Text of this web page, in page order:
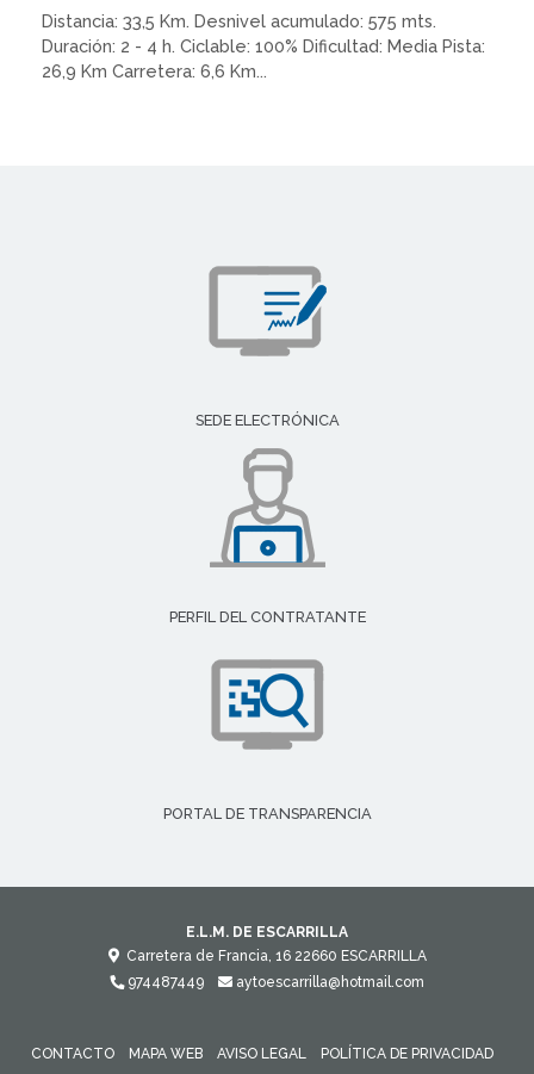
Distancia: 33,5 Km. Desnivel acumulado: 575 mts.
Duración: 2 - 4 h. Ciclable: 100% Dificultad: Media Pista:
26,9 Km Carretera: 6,6 Km...
SEDE ELECTRÓNICA
PERFIL DEL CONTRATANTE
PORTAL DE TRANSPARENCIA
E.L.M. DE ESCARRILLA
Carretera de Francia, 16 22660 ESCARRILLA
974487449
aytoescarrilla@hotmail.com
CONTACTO MAPA WEB AVISO LEGAL
POLÍTICA DE PRIVACIDAD